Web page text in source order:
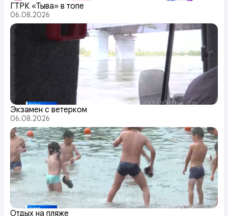
ГТРК «Тыва» в топе
06.08.2026
Экзамен с ветерком
06.08.2026
Отдых на пляже